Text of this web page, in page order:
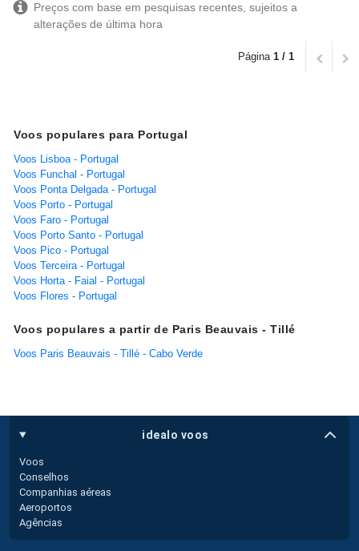
Preços com base em pesquisas recentes, sujeitos a
alterações de última hora
Página 1 / 1
Voos populares para Portugal
Voos Lisboa - Portugal
Voos Funchal - Portugal
Voos Ponta Delgada - Portugal
Voos Porto - Portugal
Voos Faro - Portugal
Voos Porto Santo - Portugal
Voos Pico - Portugal
Voos Terceira - Portugal
Voos Horta - Faial - Portugal
Voos Flores - Portugal
Voos populares a partir de Paris Beauvais - Tillé
Voos Paris Beauvais - Tillé - Cabo Verde
idealo voos
Voos
Conselhos
Companhias aéreas
Aeroportos
Agências